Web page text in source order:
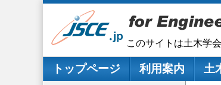
このサイトは土木学
メインナビゲーション
トップページ 利用案内 土